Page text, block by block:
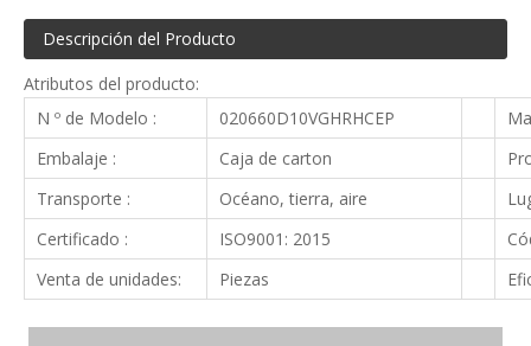
Descripción del Producto
Atributos del producto:
N º de Modelo :
020660D10VGHRHCEP
Embalaje :
Caja de carton
Transporte :
Océano, tierra, aire
Certificado :
ISO9001: 2015
Venta de unidades:
Piezas